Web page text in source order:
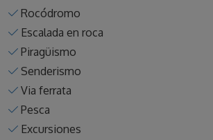
Rocódromo
Escalada en roca
Piragüismo
Senderismo
Via ferrata
Pesca
Excursiones